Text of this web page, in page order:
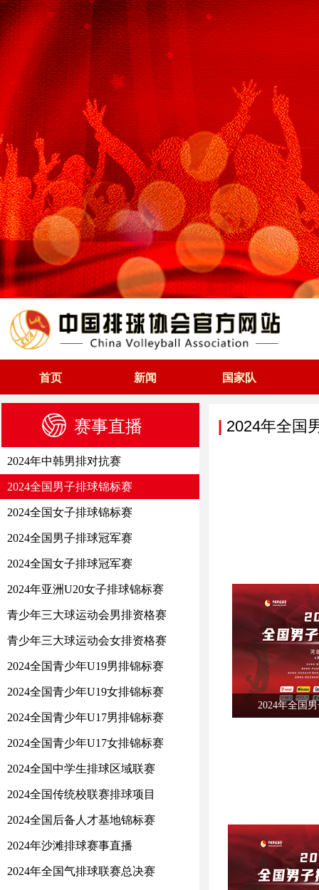
首页 新闻 国家队
赛事直播 | 2024年全国
2024年全国
2024年中韩男排对抗赛
2024全国男子排球锦标赛
2024全国女子排球锦标赛
2024全国男子排球冠军赛
2024全国女子排球冠军赛
2024年亚洲U20女子排球锦标赛
青少年三大球运动会男排资格赛
青少年三大球运动会女排资格赛
2024全国青少年U19男排锦标赛
2024全国青少年U19女排锦标赛
2024全国青少年U17男排锦标赛
2024全国青少年U17女排锦标赛
2024全国中学生排球区域联赛
2024全国传统校联赛排球项目
2024全国后备人才基地锦标赛
2024年沙滩排球赛事直播
2024年全国气排球联赛总决赛